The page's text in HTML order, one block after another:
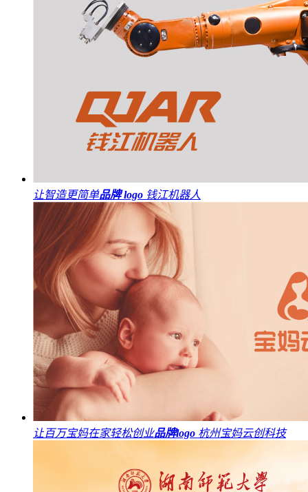
让智造更简单品牌 logo 钱江机器人
让百万宝妈在家轻松创业品牌logo 杭州宝妈云创科技